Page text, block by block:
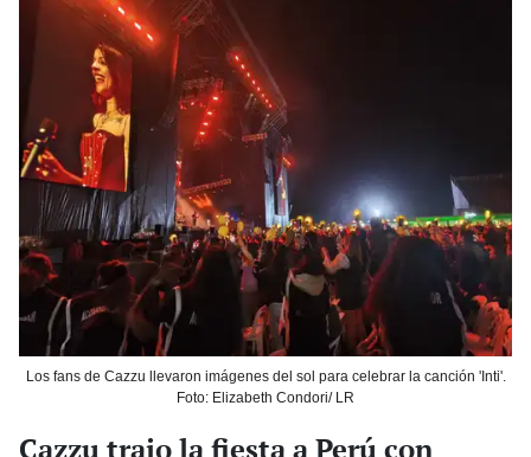
Los fans de Cazzu llevaron imágenes del sol para celebrar la canción 'Inti'.
Foto: Elizabeth Condori/ LR
Cazzu trajo la fiesta a Perú con